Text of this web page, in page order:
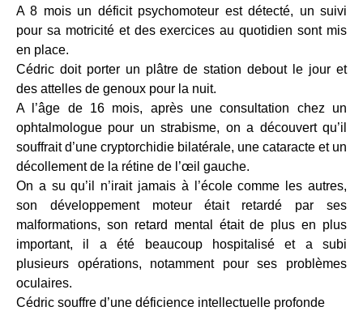
A 8 mois un déficit psychomoteur est détecté, un suivi
pour sa motricité et des exercices au quotidien sont mis
en place.
Cédric doit porter un plâtre de station debout le jour et
des attelles de genoux pour la nuit.
A l’âge de 16 mois, après une consultation chez un
ophtalmologue pour un strabisme, on a découvert qu’il
souffrait d’une cryptorchidie bilatérale, une cataracte et un
décollement de la rétine de l’œil gauche.
On a su qu’il n’irait jamais à l’école comme les autres,
son développement moteur était retardé par ses
malformations, son retard mental était de plus en plus
important, il a été beaucoup hospitalisé et a subi
plusieurs opérations, notamment pour ses problèmes
oculaires.
Cédric souffre d’une déficience intellectuelle profonde